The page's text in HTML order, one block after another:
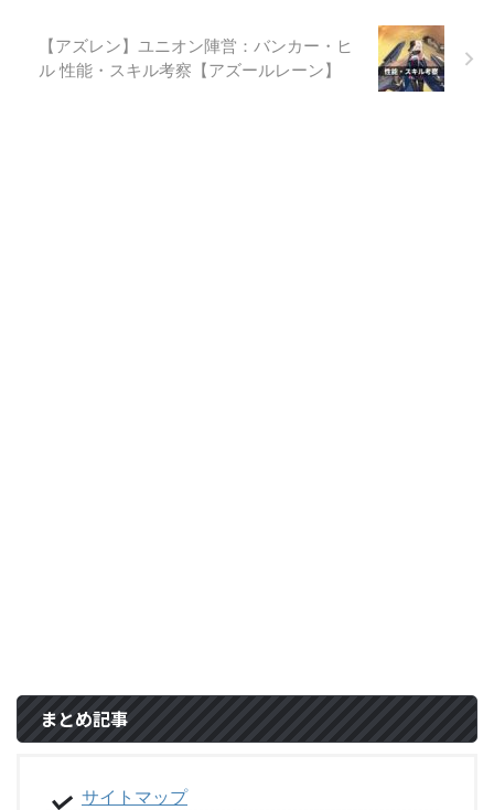
【アズレン】ユニオン陣営：バンカー・ヒ
ル 性能・スキル考察【アズールレーン】
まとめ記事
サイトマップ